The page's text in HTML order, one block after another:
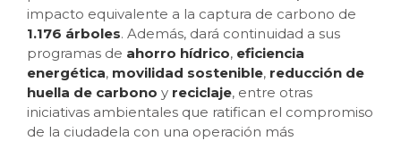
impacto equivalente a la captura de carbono de
1.176 árboles. Además, dará continuidad a sus
programas de ahorro hídrico, eficiencia
energética, movilidad sostenible, reducción de
huella de carbono y reciclaje, entre otras
iniciativas ambientales que ratifican el compromiso
de la ciudadela con una operación más